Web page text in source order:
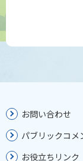
お問い合わせ
パブリックコメ
お役立ちリンク